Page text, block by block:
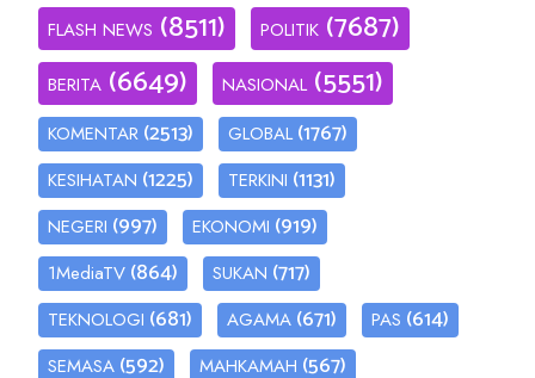
FLASH NEWS (8511) POLITIK (7687)
BERITA (6649) NASIONAL (5551)
KOMENTAR (2513) GLOBAL (1767)
KESIHATAN (1225) TERKINI (1131)
NEGERI (997) EKONOMI (919)
1MediaTV (864) SUKAN (717)
TEKNOLOGI (681) AGAMA (671) PAS (614)
SEMASA (592) MAHKAMAH (567)